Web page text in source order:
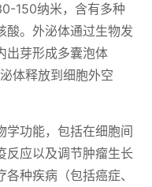
150纳米，含有多种
酸。外泌体通过生物发
出芽形成多囊泡体
体释放到细胞外空
学功能，包括在细胞间
反应以及调节肿瘤生长
种疾病（包括癌症、